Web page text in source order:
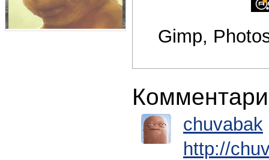
Gimp,
chuvabak
http://